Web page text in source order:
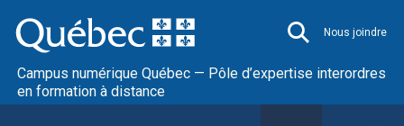
Nous joindre
Campus numérique Québec — Pôle d’expertise interordres
en formation à distance